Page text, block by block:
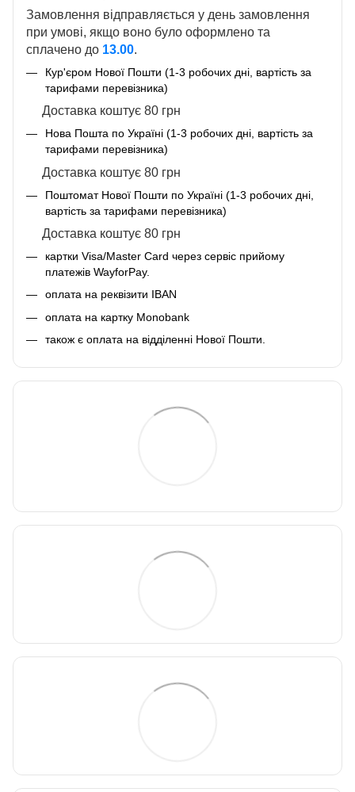
Замовлення відправляється у день замовлення
при умові, якщо воно було оформлено та
сплачено до 13.00.
Кур'єром Нової Пошти (1-3 робочих дні, вартість за
тарифами перевізника)
Доставка коштує 80 грн
Нова Пошта по Україні (1-3 робочих дні, вартість за
тарифами перевізника)
Доставка коштує 80 грн
Поштомат Нової Пошти по Україні (1-3 робочих дні,
вартість за тарифами перевізника)
Доставка коштує 80 грн
картки Visa/Master Card через сервіс прийому
платежів WayforPay.
оплата на реквізити IBAN
оплата на картку Monobank
також є оплата на відділенні Нової Пошти.